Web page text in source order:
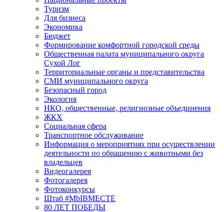
Туризм
Для бизнеса
Экономика
Бюджет
Формирование комфортной городской среды
Общественная палата муниципального округа
Сухой Лог
Территориальные органы и представительства
СМИ муниципального округа
Безопасный город
Экология
НКО, общественные, религиозные объединения
ЖКХ
Социальная сфера
Транспортное обслуживание
Информация о мероприятиях при осуществлении
деятельности по обращению с животными без
владельцев
Видеогалерея
Фотогалерея
Фотоконкурсы
Штаб #MbIBMECTE
80 ЛЕТ ПОБЕДЫ